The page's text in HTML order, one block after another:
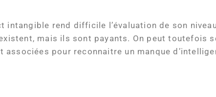
intangible rend difficile l’évaluation de son
mais ils sont payants. On peut toutefois
pour reconnaitre un manque